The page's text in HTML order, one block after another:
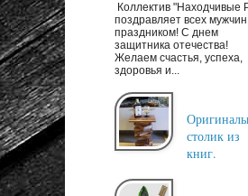
Коллектив "Находчивые
поздравляет всех
праздником! С днем
защитника отечества!
Желаем счастья, успеха,
здоровья и...
столик из
книг.